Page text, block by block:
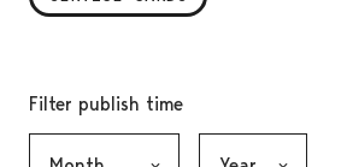
Filter publish time